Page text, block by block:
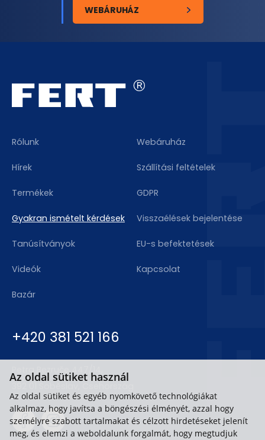
Az oldal sütiket használ
Az oldal sütiket és egyéb nyomkövető technológiákat
alkalmaz, hogy javítsa a böngészési élményét, azzal hogy
személyre szabott tartalmakat és célzott hirdetéseket jelenít
meg, és elemzi a weboldalunk forgalmát, hogy megtudjuk
WEBÁRUHÁZ
Rólunk
Hírek
Termékek
Gyakran ismételt kérdések
Tanúsítványok
Videók
Bazár
Webáruház
Szállítási feltételek
GDPR
Visszaélések bejelentése
EU-s befektetések
Kapcsolat
+420 381 521 166
Petra Bezruče 447/14,